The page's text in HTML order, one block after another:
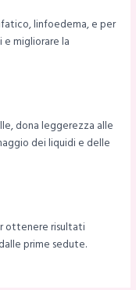
linfoedema, e per
migliorare la
dona leggerezza alle
dei liquidi e delle
ottenere risultati
prime sedute.